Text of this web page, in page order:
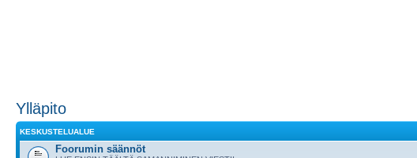
Ylläpito
KESKUSTELUALUE
Foorumin säännöt